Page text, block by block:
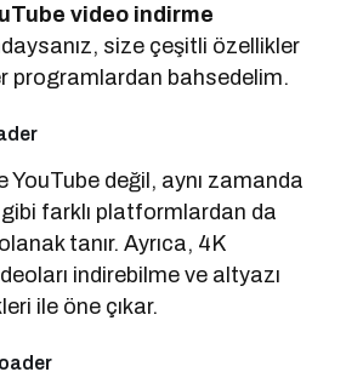
video indirme
size çeşitli özellikler
programlardan bahsedelim.
YouTube değil, aynı zamanda
farklı platformlardan da
tanır. Ayrıca, 4K
indirebilme ve altyazı
ile öne çıkar.